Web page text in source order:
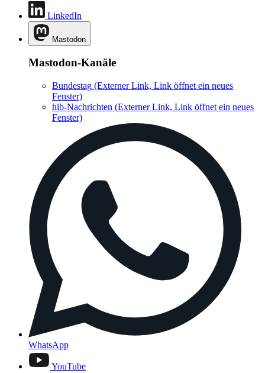
LinkedIn
Mastodon
Mastodon-Kanäle
Bundestag (Externer Link, Link öffnet ein neues
Fenster)
hib-Nachrichten (Externer Link, Link öffnet ein neues
Fenster)
WhatsApp
YouTube